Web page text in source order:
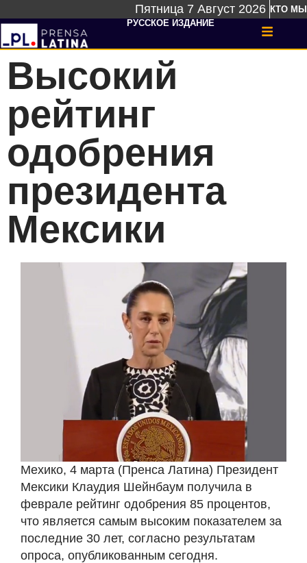
Пятница 7 Август 2026 КТО МЫ
РУССКОЕ ИЗДАНИЕ
Высокий
рейтинг
одобрения
президента
Мексики
Мехико, 4 марта (Пренса Латина) Президент
Мексики Клаудия Шейнбаум получила в
феврале рейтинг одобрения 85 процентов,
что является самым высоким показателем за
последние 30 лет, согласно результатам
опроса, опубликованным сегодня.